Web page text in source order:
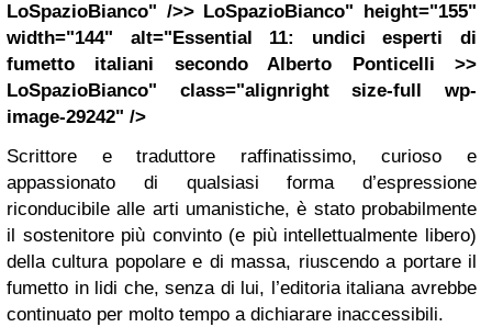
LoSpazioBianco" />> LoSpazioBianco" height="155"
width="144" alt="Essential 11: undici esperti di
fumetto italiani secondo Alberto Ponticelli >>
LoSpazioBianco" class="alignright size-full wp-
image-29242" />
Scrittore e traduttore raffinatissimo, curioso e
appassionato di qualsiasi forma d’espressione
riconducibile alle arti umanistiche, è stato probabilmente
il sostenitore più convinto (e più intellettualmente libero)
della cultura popolare e di massa, riuscendo a portare il
fumetto in lidi che, senza di lui, l’editoria italiana avrebbe
continuato per molto tempo a dichiarare inaccessibili.